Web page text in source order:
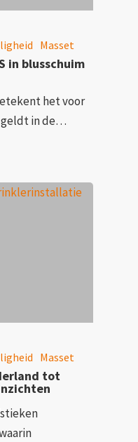
Masset
in blusschuim
het voor
geldt in de…
Masset
tot